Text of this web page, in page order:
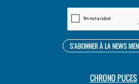
CHRONO PUCES